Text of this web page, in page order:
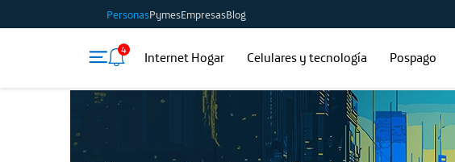
PersonasPymesEmpresasBlog
4 Internet Hogar Celulares y tecnología Pospago